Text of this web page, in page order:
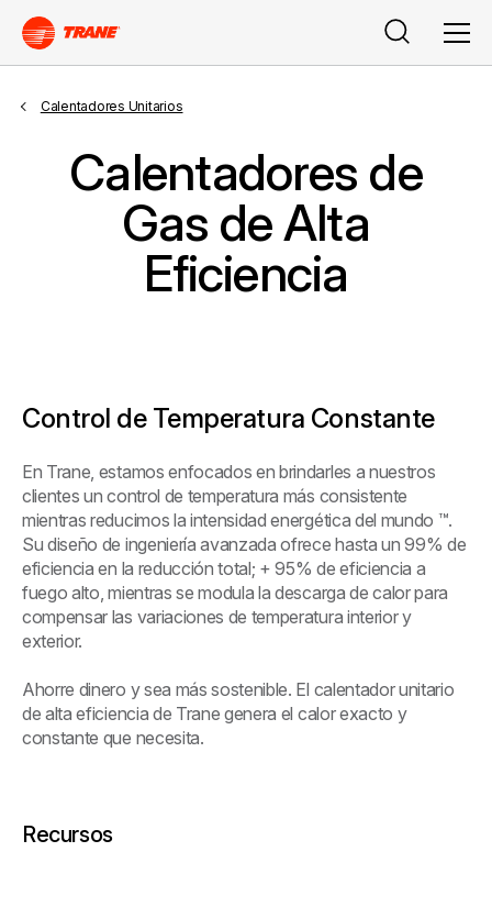
Search
Calentadores Unitarios
Calentadores de
Gas de Alta
Eficiencia
Control de Temperatura Constante
En Trane, estamos enfocados en brindarles a nuestros
clientes un control de temperatura más consistente
mientras reducimos la intensidad energética del mundo ™.
Su diseño de ingeniería avanzada ofrece hasta un 99% de
eficiencia en la reducción total; + 95% de eficiencia a
fuego alto, mientras se modula la descarga de calor para
compensar las variaciones de temperatura interior y
exterior.
Ahorre dinero y sea más sostenible. El calentador unitario
de alta eficiencia de Trane genera el calor exacto y
constante que necesita.
Recursos